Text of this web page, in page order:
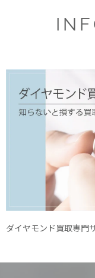
ダイヤモンド買取専門